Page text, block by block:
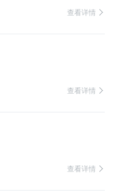
查看详情
查看详情
查看详情